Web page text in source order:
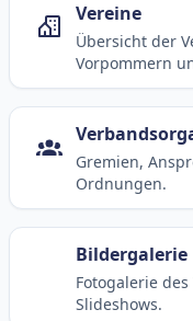
Vereine
Übersicht der
Vorpommern
Gremien,
Ordnungen.
Bildergalerie
Fotogalerie
Slideshows.